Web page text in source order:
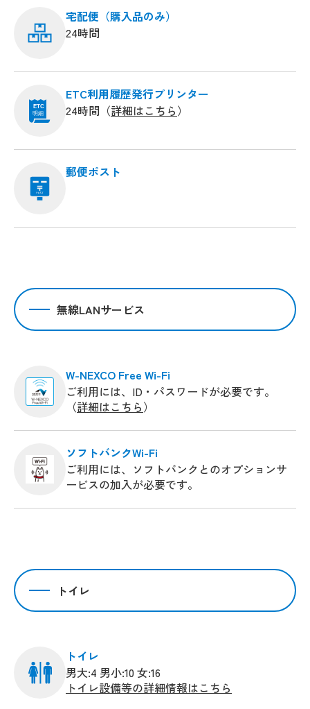
宅配便（購入品のみ）
24時間
ETC
明細
ETC利用履歴発行プリンター
24時間（詳細はこちら）
郵便ポスト
無線LANサービス
W-NEXCO Free Wi-Fi
ご利用には、ID・パスワードが必要です。
（詳細はこちら）
ソフトバンクWi-Fi
ご利用には、ソフトバンクとのオプションサ
ービスの加入が必要です。
トイレ
トイレ
男大:4 男小:10 女:16
トイレ設備等の詳細情報はこちら